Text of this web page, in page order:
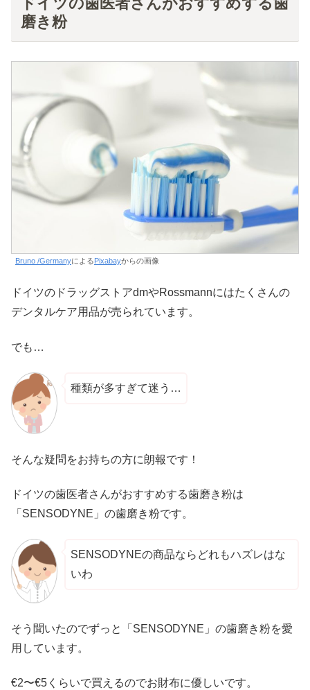
磨き粉
Bruno /GermanyによるPixabayからの画像
ドイツのドラッグストアdmやRossmannにはたくさんの
デンタルケア用品が売られています。
でも…
種類が多すぎて迷う…
そんな疑問をお持ちの方に朗報です！
ドイツの歯医者さんがおすすめする歯磨き粉は
「SENSODYNE」の歯磨き粉です。
SENSODYNEの商品ならどれもハズレはな
いわ
そう聞いたのでずっと「SENSODYNE」の歯磨き粉を愛
用しています。
€2〜€5くらいで買えるのでお財布に優しいです。